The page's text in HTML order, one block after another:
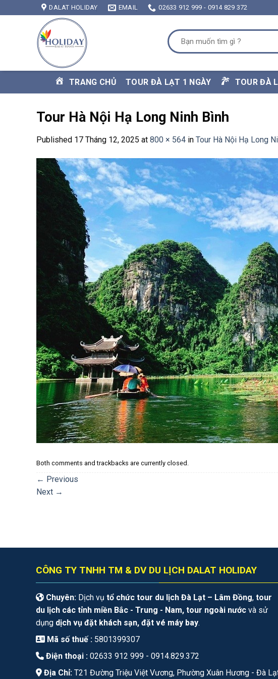
to
DALAT HOLIDAY EMAIL 02633 912 999 - 0914 829 372
Tìm
kiếm:
TRANG CHỦ TOUR ĐÀ LẠT 1 NGÀY TOUR ĐÀ
Tour Hà Nội Hạ Long Ninh Bình
Published 17 Tháng 12, 2025 at 800 × 564 in Tour Hà Nội Hạ Long
Both comments and trackbacks are currently closed.
← Previous
Next →
CÔNG TY TNHH TM & DV DU LỊCH DALAT HOLIDAY
Chuyên:Dịch vụ tổ chức tour du lịch Đà Lạt – Lâm Đồng, tour
du lịch các tỉnh miền Bắc - Trung - Nam, tour ngoài nướcvà sử
dụng dịch vụ đặt khách sạn, đặt vé máy bay.
Mã số thuế : 5801399307
Điện thoại : 02633 912 999 - 0914.829.372
Địa Chỉ: T21 Đường Triệu Việt Vương, Phường Xuân Hương - Đà